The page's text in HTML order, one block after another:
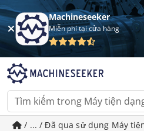
Machineseeker
Miễn phí tại cửa hàng
/ ... / Đã qua sử dụng Máy